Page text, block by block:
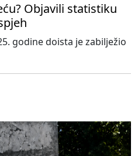
Objavili statistiku
godine doista je zabilježio